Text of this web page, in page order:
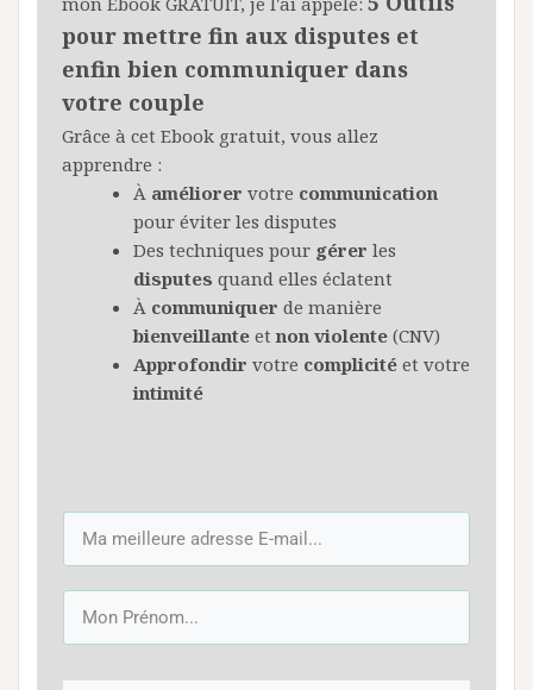
pour mettre fin aux disputes et
enfin bien communiquer dans
votre couple
Grâce à cet Ebook gratuit, vous allez
apprendre :
À améliorer votre communication
pour éviter les disputes
Des techniques pour gérer les
disputes quand elles éclatent
À communiquer de manière
bienveillante et non violente (CNV)
Approfondir votre complicité et votre
intimité